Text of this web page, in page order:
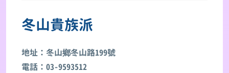
冬山貴族派
地址：冬山鄉冬山路199號
電話：03-9593512